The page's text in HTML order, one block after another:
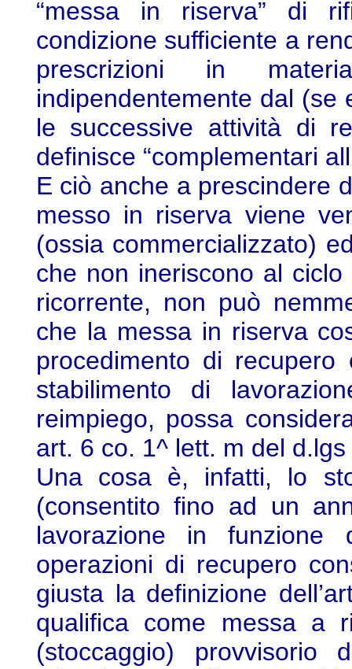
“messa in riserva” di
condizione sufficiente a
prescrizioni in
indipendentemente dal (se
le successive attività di
definisce “complementari
E ciò anche a prescindere
messo in riserva viene
(ossia commercializzato)
che non ineriscono al
ricorrente, non può
che la messa in riserva
procedimento di
stabilimento di
reimpiego, possa
art. 6 co. 1^ lett. m del
Una cosa è, infatti, lo
(consentito fino ad un
lavorazione in
operazioni di recupero
giusta la definizione
qualifica come messa a
(stoccaggio)